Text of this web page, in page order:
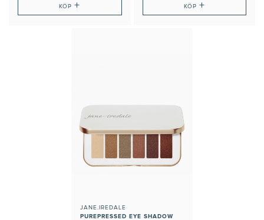
KÖP+ KÖP +
JANE.IREDALE
PUREPRESSED EYE SHADOW